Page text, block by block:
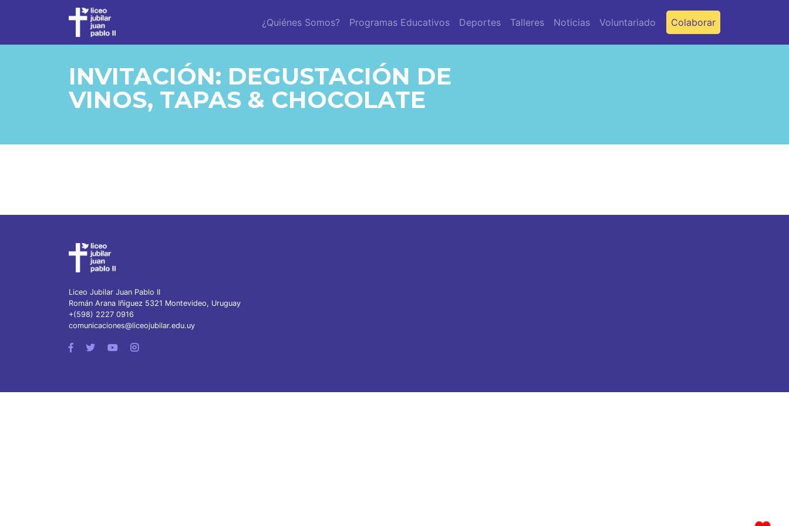
¿Quiénes Somos? Programas Educativos Deportes Talleres Noticias Voluntariado Colaborar
INVITACIÓN: DEGUSTACIÓN DE
VINOS, TAPAS & CHOCOLATE
Liceo Jubilar Juan Pablo II
Román Arana Iñiguez 5321 Montevideo, Uruguay
+(598) 2227 0916
comunicaciones@liceojubilar.edu.uy